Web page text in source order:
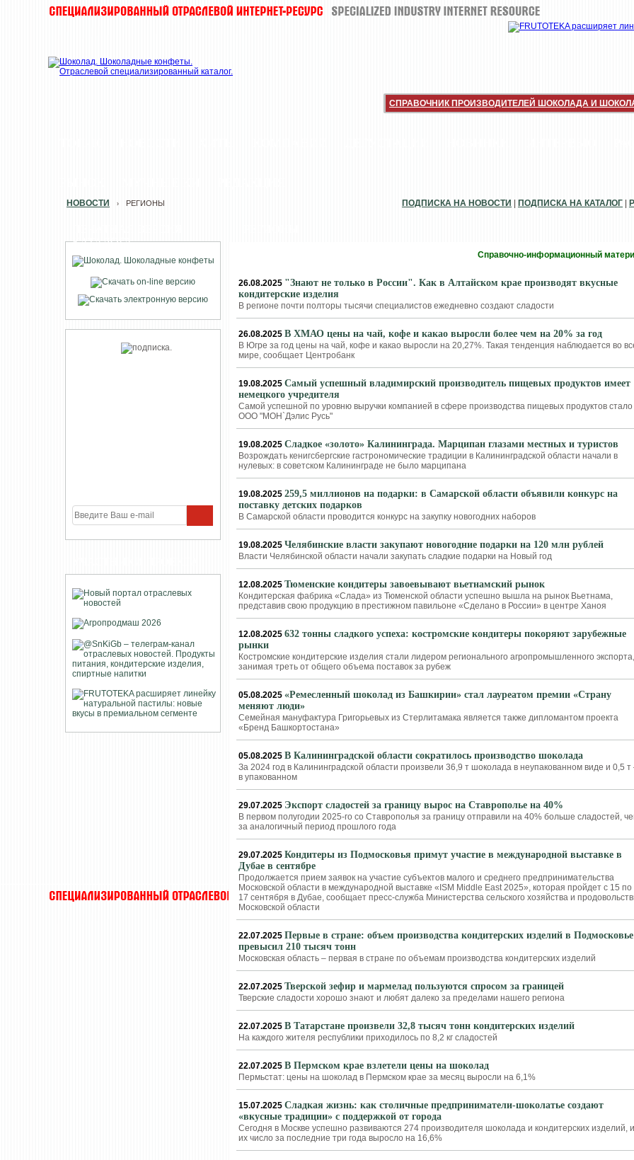
СПРАВОЧНИК ПРОИЗВОДИТЕЛЕЙ ШОКОЛАДА И
КАТАЛОГА
НОВОСТИ › РЕГИОНЫ ПОДПИСКА НА НОВОСТИ ПОДПИСКА НА КАТАЛОГ
Справочно-информационный
26.08.2025 "Знают не только в России". Как в Алтайском крае производят вкусные
кондитерские изделия
В регионе почти полторы тысячи специалистов ежедневно создают сладости
26.08.2025 В ХМАО цены на чай, кофе и какао выросли более чем на 20% за год
В Югре за год цены на чай, кофе и какао выросли на 20,27%. Такая тенденция наблюдается во
мире, сообщает Центробанк
19.08.2025 Самый успешный владимирский производитель пищевых продуктов имеет
немецкого учредителя
Самой успешной по уровню выручки компанией в сфере производства пищевых продуктов стало
ООО "МОН`Дэлис Русь"
19.08.2025 Сладкое «золото» Калининграда. Марципан глазами местных и туристов
Возрождать кенигсбергские гастрономические традиции в Калининградской области начали в
нулевых: в советском Калининграде не было марципана
19.08.2025 259,5 миллионов на подарки: в Самарской области объявили конкурс на
поставку детских подарков
В Самарской области проводится конкурс на закупку новогодних наборов
19.08.2025 Челябинские власти закупают новогодние подарки на 120 млн рублей
Власти Челябинской области начали закупать сладкие подарки на Новый год
12.08.2025 Тюменские кондитеры завоевывают вьетнамский рынок
Кондитерская фабрика «Слада» из Тюменской области успешно вышла на рынок Вьетнама,
представив свою продукцию в престижном павильоне «Сделано в России» в центре Ханоя
12.08.2025 632 тонны сладкого успеха: костромские кондитеры покоряют зарубежные
рынки
Костромские кондитерские изделия стали лидером регионального агропромышленного экспорта,
занимая треть от общего объема поставок за рубеж
05.08.2025 «Ремесленный шоколад из Башкирии» стал лауреатом премии «Страну
меняют люди»
Семейная мануфактура Григорьевых из Стерлитамака является также дипломантом проекта
«Бренд Башкортостана»
05.08.2025 В Калининградской области сократилось производство шоколада
За 2024 год в Калининградской области произвели 36,9 т шоколада в неупакованном виде и 0,5
в упакованном
29.07.2025 Экспорт сладостей за границу вырос на Ставрополье на 40%
В первом полугодии 2025-го со Ставрополья за границу отправили на 40% больше сладостей,
за аналогичный период прошлого года
29.07.2025 Кондитеры из Подмосковья примут участие в международной выставке в
Дубае в сентябре
Продолжается прием заявок на участие субъектов малого и среднего предпринимательства
Московской области в международной выставке «ISM Middle East 2025», которая пройдет с 15 по
17 сентября в Дубае, сообщает пресс-служба Министерства сельского хозяйства и
Московской области
22.07.2025 Первые в стране: объем производства кондитерских изделий в Подмосковье
превысил 210 тысяч тонн
Московская область – первая в стране по объемам производства кондитерских изделий
22.07.2025 Тверской зефир и мармелад пользуются спросом за границей
Тверские сладости хорошо знают и любят далеко за пределами нашего региона
22.07.2025 В Татарстане произвели 32,8 тысяч тонн кондитерских изделий
На каждого жителя республики приходилось по 8,2 кг сладостей
22.07.2025 В Пермском крае взлетели цены на шоколад
Пермьстат: цены на шоколад в Пермском крае за месяц выросли на 6,1%
15.07.2025 Сладкая жизнь: как столичные предприниматели-шоколатье создают
«вкусные традиции» с поддержкой от города
Сегодня в Москве успешно развиваются 274 производителя шоколада и кондитерских изделий, и
их число за последние три года выросло на 16,6%